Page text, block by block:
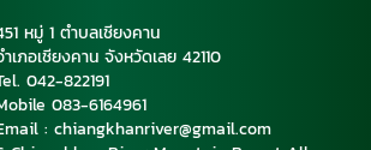
หมู่ 1 ตำบลเชียงคาน
เภอเชียงคาน จังหวัดเลย 42110
042-822191
083-6164961
: chiangkhanriver@gmail.com